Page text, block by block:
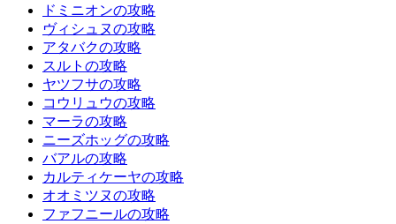
ドミニオンの攻略
ヴィシュヌの攻略
アタバクの攻略
スルトの攻略
ヤツフサの攻略
コウリュウの攻略
マーラの攻略
ニーズホッグの攻略
バアルの攻略
カルティケーヤの攻略
オオミツヌの攻略
ファフニールの攻略